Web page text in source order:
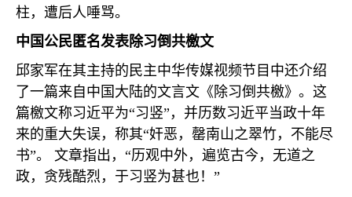
柱，遭后人唾骂。
中国公民匿名发表除习倒共檄文
邱家军在其主持的民主中华传媒视频节目中还介绍
了一篇来自中国大陆的文言文《除习倒共檄》。这
篇檄文称习近平为“习竖”，并历数习近平当政十年
来的重大失误，称其“奸恶，罄南山之翠竹，不能尽
书”。 文章指出，“历观中外，遍览古今，无道之
政，贪残酷烈，于习竖为甚也！”